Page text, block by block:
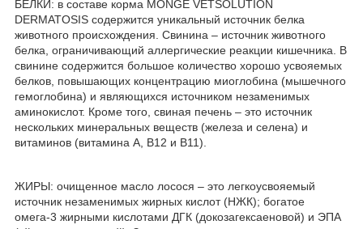
БЕЛКИ: в составе корма MONGE VETSOLUTION
DERMATOSIS содержится уникальный источник белка
животного происхождения. Свинина – источник животного
белка, ограничивающий аллергические реакции кишечника. В
свинине содержится большое количество хорошо усвояемых
белков, повышающих концентрацию миоглобина (мышечного
гемоглобина) и являющихся источником незаменимых
аминокислот. Кроме того, свиная печень – это источник
нескольких минеральных веществ (железа и селена) и
витаминов (витамина А, В12 и В11).
ЖИРЫ: очищенное масло лосося – это легкоусвояемый
источник незаменимых жирных кислот (НЖК); богатое
омега-3 жирными кислотами ДГК (докозагексаеновой) и ЭПА